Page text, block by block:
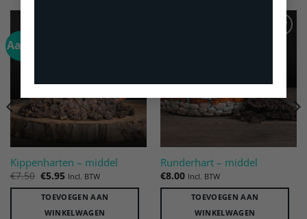
Aanbieding!
Kippenharten – middel
€7.50 Oorspronkelijke
was:
€7.50.
€5.95Huidige
is:
€5.95.
Incl. BTW
TOEVOEGEN AAN
WINKELWAGEN
Runderhart – middel
€8.00 Incl. BTW
TOEVOEGEN AAN
WINKELWAGEN